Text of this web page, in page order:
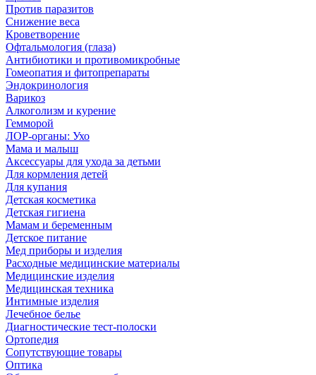
Против паразитов
Снижение веса
Кроветворение
Офтальмология (глаза)
Антибиотики и противомикробные
Гомеопатия и фитопрепараты
Эндокринология
Варикоз
Алкоголизм и курение
Гемморой
ЛОР-органы: Ухо
Мама и малыш
Аксессуары для ухода за детьми
Для кормления детей
Для купания
Детская косметика
Детская гигиена
Мамам и беременным
Детское питание
Мед приборы и изделия
Расходные медицинские материалы
Медицинские изделия
Медицинская техника
Интимные изделия
Лечебное белье
Диагностические тест-полоски
Ортопедия
Сопутствующие товары
Оптика